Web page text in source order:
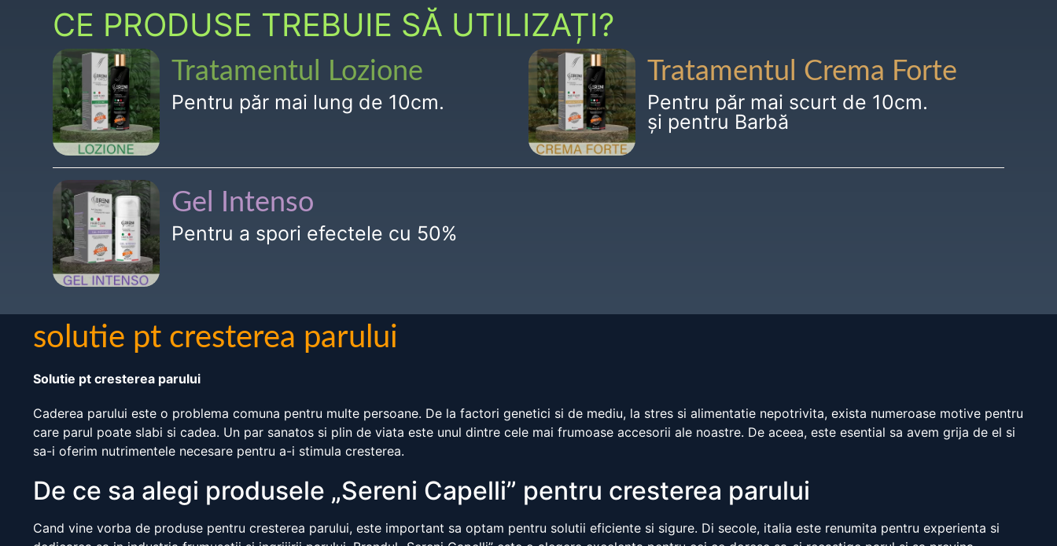
CE PRODUSE TREBUIE SĂ UTILIZAȚI?
Tratamentul Lozione
Pentru păr mai lung de 10cm.
Tratamentul Crema Forte
Pentru păr mai scurt de 10cm.
și pentru Barbă
Gel Intenso
Pentru a spori efectele cu 50%
solutie pt cresterea parului
Solutie pt cresterea parului
Caderea parului este o problema comuna pentru multe persoane. De la factori genetici si de mediu, la stres si alimentatie nepotrivita, exista numeroase motive pentru
care parul poate slabi si cadea. Un par sanatos si plin de viata este unul dintre cele mai frumoase accesorii ale noastre. De aceea, este esential sa avem grija de el si
sa-i oferim nutrimentele necesare pentru a-i stimula cresterea.
De ce sa alegi produsele „Sereni Capelli” pentru cresterea parului
Cand vine vorba de produse pentru cresterea parului, este important sa optam pentru solutii eficiente si sigure. Di secole, italia este renumita pentru experienta si